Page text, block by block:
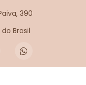
390
Brasil